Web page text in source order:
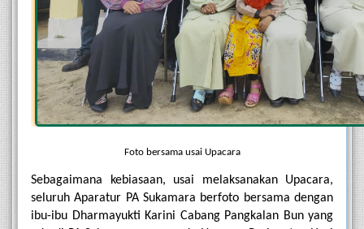
Foto bersama usai Upacara
Sebagaimana kebiasaan, usai melaksanakan Upacara,
seluruh Aparatur PA Sukamara berfoto bersama dengan
ibu-ibu Dharmayukti Karini Cabang Pangkalan Bun yang